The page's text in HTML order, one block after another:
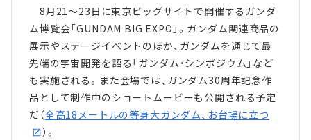
8月21～23日に東京ビッグサイトで開催するガンダ
ム博覧会「GUNDAM BIG EXPO」。ガンダム関連商品の
展示やステージイベントのほか、ガンダムを通じて最
先端の宇宙開発を語る「ガンダム・シンポジウム」など
も実施される。また会場では、ガンダム30周年記念作
品として制作中のショートムービーも公開される予定
だ（全高18メートルの等身大ガンダム、お台場に立つ
）。